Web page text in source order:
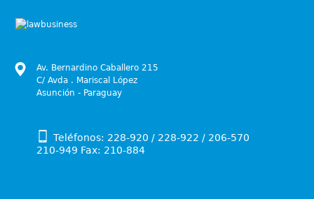
Av. Bernardino Caballero 215
C/ Avda . Mariscal López
Asunción - Paraguay
Teléfonos: 228-920 / 228-922 / 206-570
210-949 Fax: 210-884